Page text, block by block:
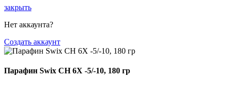
закрыть
Нет аккаунта?
Создать аккаунт
Парафин Swix CH 6X -5/-10, 180 гр